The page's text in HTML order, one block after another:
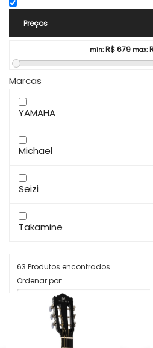
Preços
min: R$679 max:
Marcas
YAMAHA
Michael
Seizi
Takamine
63 Produtos encontrados
Ordenar por: